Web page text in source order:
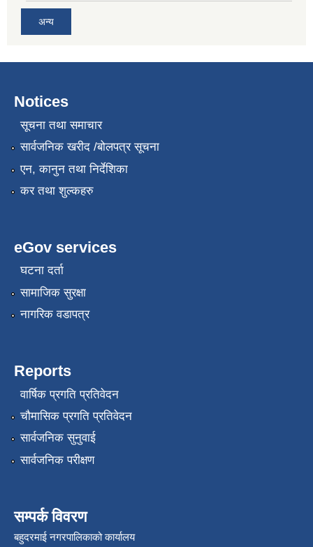
अन्य
Notices
सूचना तथा समाचार
सार्वजनिक खरीद /बोलपत्र सूचना
एन, कानुन तथा निर्देशिका
कर तथा शुल्कहरु
eGov services
घटना दर्ता
सामाजिक सुरक्षा
नागरिक वडापत्र
Reports
वार्षिक प्रगति प्रतिवेदन
चौमासिक प्रगति प्रतिवेदन
सार्वजनिक सुनुवाई
सार्वजनिक परीक्षण
सम्पर्क विवरण
बहुदरमाई नगरपालिकाको कार्यालय